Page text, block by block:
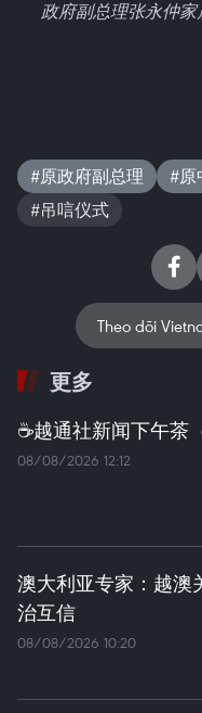
政府副总理张永仲
#原政府副总理 #原
#吊唁仪式
Theo dõi
更多
☕️越通社新闻下午茶
08/08/2026 12:12
澳大利亚专家：越澳
治互信
08/08/2026 10:20